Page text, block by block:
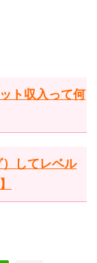
ト収入って何
てレベル